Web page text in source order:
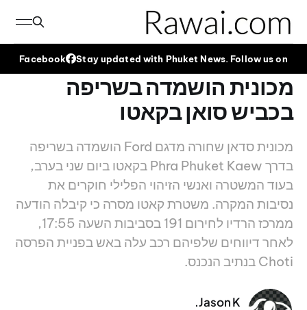
Stay updated with Phuket News. Follow us on
Facebook
מכונית הושמדה בשריפה
בכביש סואן בקאטו
מכונית סדאן שחורה מדגם Ford הושמדה בשריפה
בדרך Phra Phuket Kaew בקאטו ביום שני בערב,
בעוד המשטרה ואנשי הזיהוי הפלילי חוקרים את
נסיבות המקרה. משטרת קאטו מסרה כי קיבלה הודעה
ממרכז הרדיו לחירום 191 בסביבות השעה 17:55,
לאחר דיווחים שלפיהם רכב עלה באש בפניית הפרסה
Choti בנתיב הנכנס.
Jason K.